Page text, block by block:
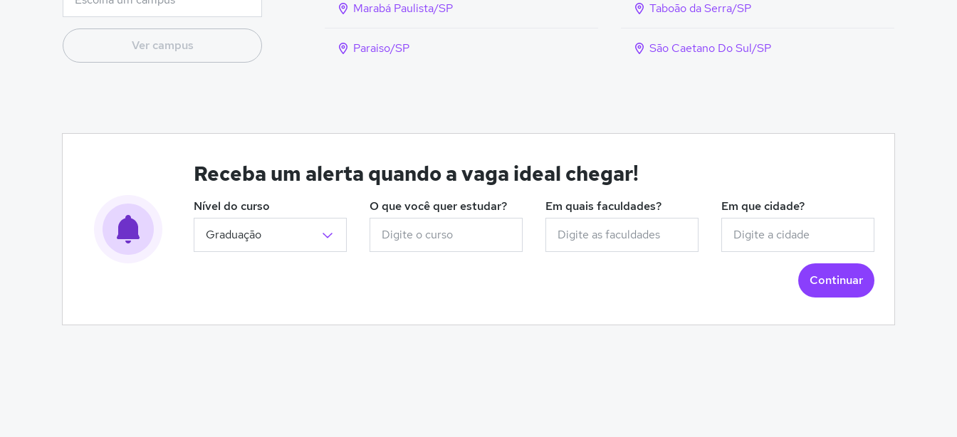
Ver campus
Marabá Paulista/SP
Paraiso/SP
Taboão da Serra/SP
São Caetano Do Sul/SP
Receba um alerta quando a vaga ideal chegar!
Nível do curso O que você quer estudar? Em quais faculdades? Em que cidade?
Continuar